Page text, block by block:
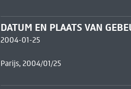
DATUM EN PLAATS VAN
2004-01-25
Parijs, 2004/01/25